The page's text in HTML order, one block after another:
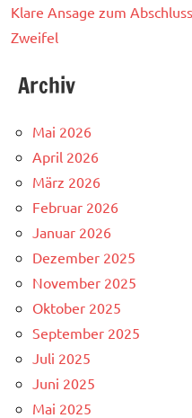
Klare Ansage zum
Zweifel
Archiv
Mai 2026
April 2026
März 2026
Februar 2026
Januar 2026
Dezember 2025
November 2025
Oktober 2025
September 2025
Juli 2025
Juni 2025
Mai 2025